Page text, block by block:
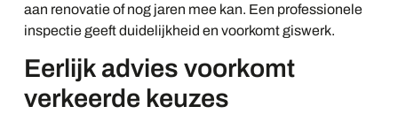
aan renovatie of nog jaren mee kan. Een professionele
inspectie geeft duidelijkheid en voorkomt giswerk.
Eerlijk advies voorkomt
verkeerde keuzes